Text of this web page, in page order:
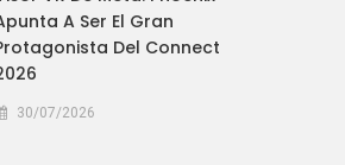
A Ser El Gran
Del Connect
30/07/2026